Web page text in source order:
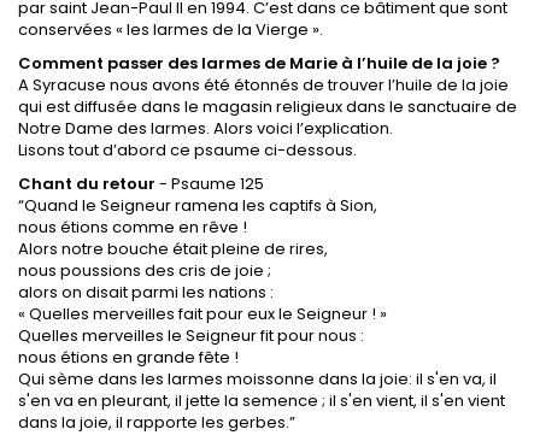
par saint Jean-Paul II en 1994. C’est dans ce bâtiment que sont
conservées « les larmes de la Vierge ».
Comment passer des larmes de Marie à l’huile de la joie ?
A Syracuse nous avons été étonnés de trouver l’huile de la joie
qui est diffusée dans le magasin religieux dans le sanctuaire de
Notre Dame des larmes. Alors voici l’explication.
Lisons tout d’abord ce psaume ci-dessous.
Chant du retour - Psaume 125
“Quand le Seigneur ramena les captifs à Sion,
nous étions comme en rêve !
Alors notre bouche était pleine de rires,
nous poussions des cris de joie ;
alors on disait parmi les nations :
« Quelles merveilles fait pour eux le Seigneur ! »
Quelles merveilles le Seigneur fit pour nous :
nous étions en grande fête !
Qui sème dans les larmes moissonne dans la joie: il s'en va, il
s'en va en pleurant, il jette la semence ; il s'en vient, il s'en vient
dans la joie, il rapporte les gerbes.”